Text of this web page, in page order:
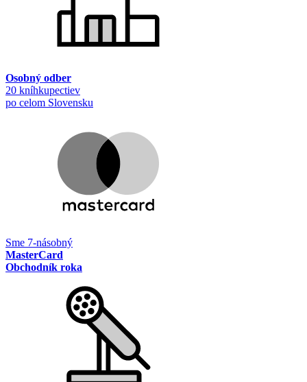
Osobný odber
20 kníhkupectiev
po celom Slovensku
Sme 7-násobný
MasterCard
Obchodník roka